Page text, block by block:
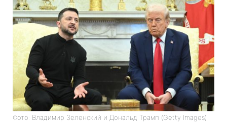
Фото: Владимир Зеленский и Дональд Трамп (Getty Images)